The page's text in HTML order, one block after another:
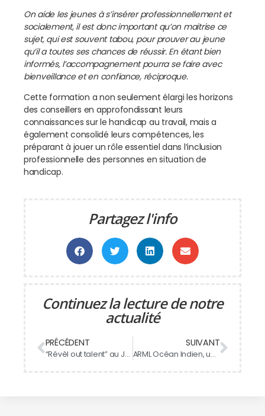
On aide les jeunes à s’insérer professionnellement et
socialement, il est donc important qu’on maitrise ce
sujet, qui est souvent tabou, pour prouver au jeune
qu’il a toutes ses chances de réussir. En étant bien
informés, l’accompagnement pourra se faire avec
bienveillance et en confiance, réciproque.
Cette formation a non seulement élargi les horizons
des conseillers en approfondissant leurs
connaissances sur le handicap au travail, mais a
également consolidé leurs compétences, les
préparant à jouer un rôle essentiel dans l’inclusion
professionnelle des personnes en situation de
handicap.
Partagez l'info
Continuez la lecture de notre
actualité
PRÉCÉDENT
“Révèl out talent” au Jardin de l’État : un rendez-vous pour la jeunesse réunionnaise
SUIVANT
ARML Océan Indien, une collaboration renforcée entre la Réunion et Mayotte